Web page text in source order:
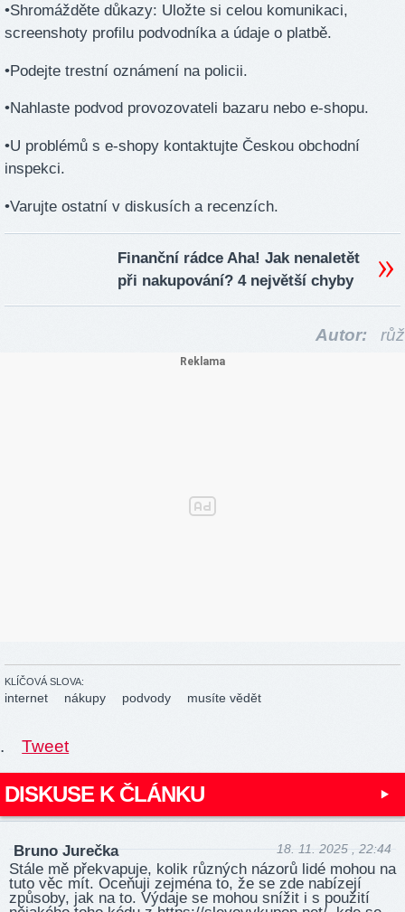
•Shromážděte důkazy: Uložte si celou komunikaci,
screenshoty profilu podvodníka a údaje o platbě.
•Podejte trestní oznámení na policii.
•Nahlaste podvod provozovateli bazaru nebo e-shopu.
•U problémů s e-shopy kontaktujte Českou obchodní
inspekci.
•Varujte ostatní v diskusích a recenzích.
Finanční rádce Aha! Jak nenaletět
při nakupování? 4 největší chyby
Autor: růž
KLÍČOVÁ SLOVA:
internet nákupy podvody musíte vědět
. Tweet
DISKUSE K ČLÁNKU
Bruno Jurečka 18. 11. 2025 , 22:44
Stále mě překvapuje, kolik různých názorů lidé mohou na
tuto věc mít. Oceňuji zejména to, že se zde nabízejí
způsoby, jak na to. Výdaje se mohou snížit i s použití